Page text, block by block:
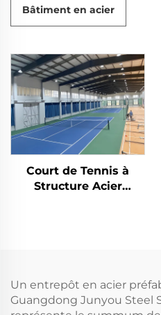
Bâtiment en acier
Court de Tennis à
Structure Acier
Un entrepôt en acier
Guangdong Junyou Steel